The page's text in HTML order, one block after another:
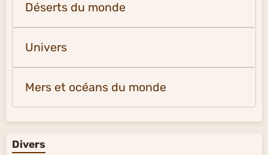
Déserts du monde
Univers
Mers et océans du monde
Divers